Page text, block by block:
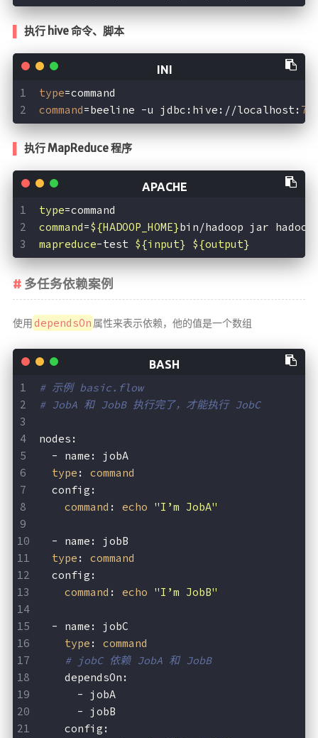
执行 hive 命令、脚本
type=command
command=beeline -u jdbc:hive://localhost:
执行 MapReduce 程序
type=command
command=${HADOOP_HOME}bin/hadoop jar
mapreduce-test ${input} ${output}
多任务依赖案例
使用dependsOn 属性来表示依赖，他的值是一个数组
# 示例 basic.flow
# JobA 和 JobB 执行完了，才能执行 JobC
nodes:
  - name: jobA
type : command
  config:
command : echo "I’m JobA"
  - name: jobB
type : command
  config:
command : echo "I’m JobB"
  - name: jobC
type : command
# jobC 依赖 JobA 和 JobB
    dependsOn:
      - jobA
      - jobB
    config: